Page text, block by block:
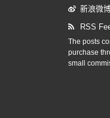
新浪微
RSS
The posts
purchase
small